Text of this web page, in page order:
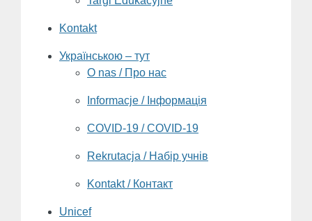
Kontakt
Українською – тут
O nas / Про нас
Informacje / Інформація
COVID-19 / COVID-19
Rekrutacja / Набір учнів
Kontakt / Контакт
Unicef